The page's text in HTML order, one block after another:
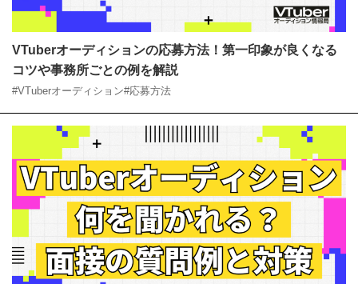
VTuberオーディションの応募方法！第一印象が良くな
るコツや事務所ごとの例を解説
#VTuberオーディション#応募方法